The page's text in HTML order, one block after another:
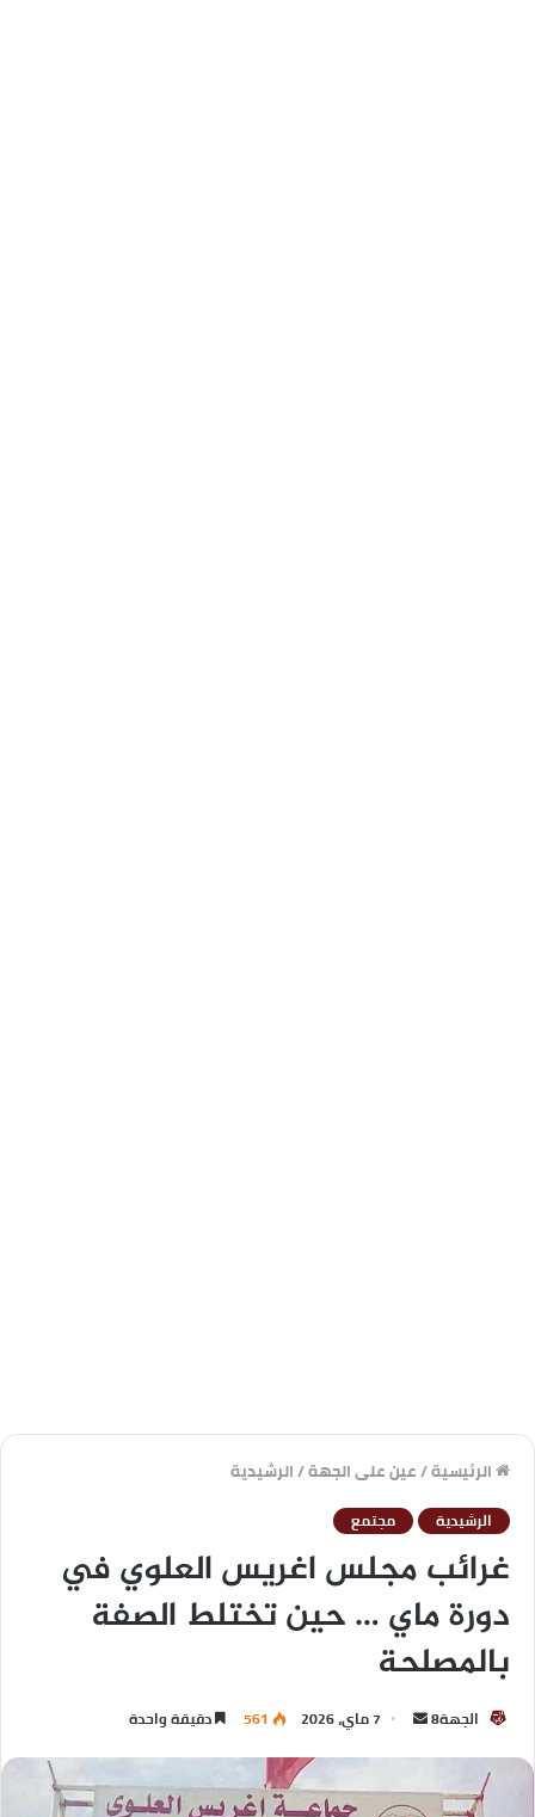
الرئيسية/عين على الجهة/الرشيدية
الرشيدية مجتمع
غرائب مجلس اغريس العلوي في
دورة ماي … حين تختلط الصفة
بالمصلحة
الجهة8 7 ماي، 2026 561 دقيقة واحدة